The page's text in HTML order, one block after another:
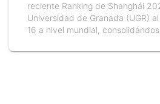
reciente Ranking de Shanghái
Universidad de Granada (UGR)
16 a nivel mundial,